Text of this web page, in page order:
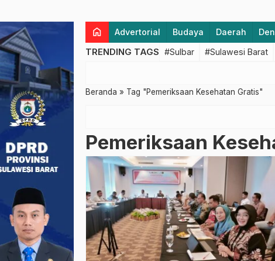
home Advertorial Budaya Daerah
TRENDING TAGS #Sulbar #Sulawesi Barat
Beranda » Tag "Pemeriksaan Kesehatan Gratis"
Pemeriksaan